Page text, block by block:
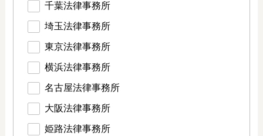
千葉法律事務所
埼玉法律事務所
東京法律事務所
横浜法律事務所
名古屋法律事務所
大阪法律事務所
姫路法律事務所